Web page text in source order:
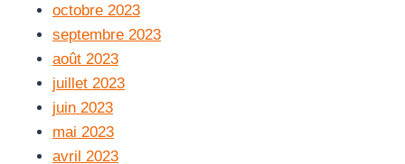
octobre 2023
septembre 2023
août 2023
juillet 2023
juin 2023
mai 2023
avril 2023